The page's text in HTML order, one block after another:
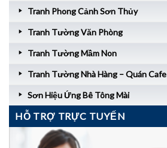
Tranh Phong Cảnh Sơn Thủy
Tranh Tường Văn Phòng
Tranh Tường Mầm Non
Tranh Tường Nhà Hàng – Quán Cafe
Sơn Hiệu Ứng Bê Tông Mài
HỖ TRỢ TRỰC TUYẾN